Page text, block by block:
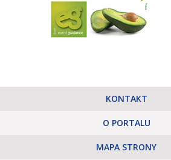
KONTAKT
O PORTALU
MAPA STRONY